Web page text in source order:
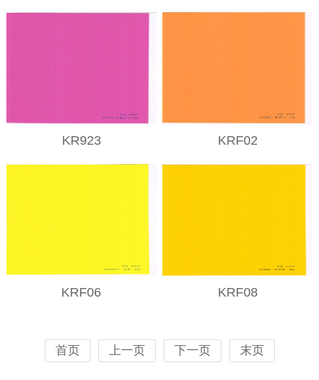
KR923 KRF02
KRF06 KRF08
首页 上一页 下一页 末页